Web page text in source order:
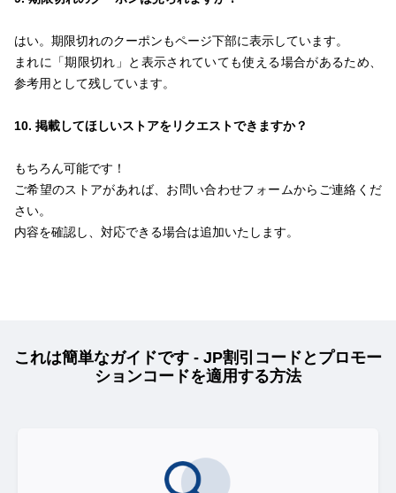
はい。期限切れのクーポンもページ下部に表示しています。
まれに「期限切れ」と表示されていても使える場合があるため、
参考用として残しています。
10. 掲載してほしいストアをリクエストできますか？
もちろん可能です！
ご希望のストアがあれば、お問い合わせフォームからご連絡くだ
さい。
内容を確認し、対応できる場合は追加いたします。
これは簡単なガイドです - JP割引コードとプロモー
ションコードを適用する方法